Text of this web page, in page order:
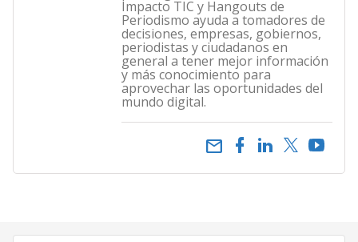
Impacto TIC y Hangouts de
Periodismo ayuda a tomadores de
decisiones, empresas, gobiernos,
periodistas y ciudadanos en
general a tener mejor información
y más conocimiento para
aprovechar las oportunidades del
mundo digital.
email